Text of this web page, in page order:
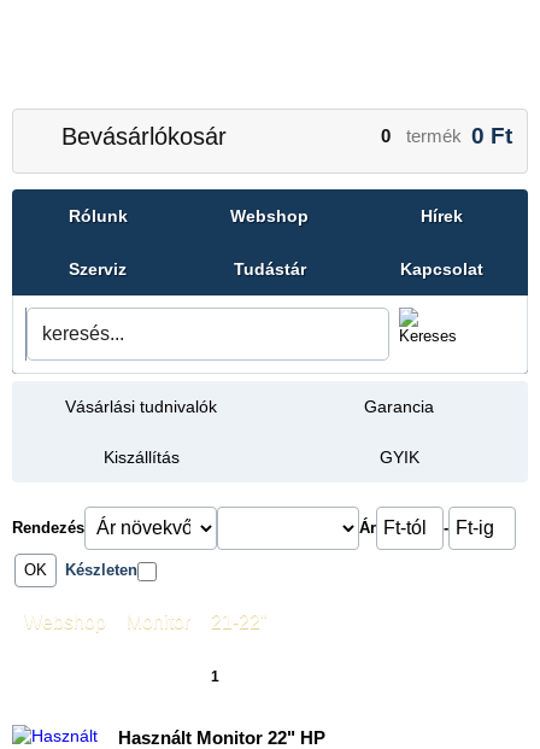
Bevásárlókosár 0 termék 0 Ft
Rólunk Webshop Hírek
Szerviz Tudástár Kapcsolat
Vásárlási tudnivalók Garancia
Kiszállítás GYIK
Rendezés Ár -
Készleten
Webshop Monitor 21-22"
1
Használt Monitor 22" HP